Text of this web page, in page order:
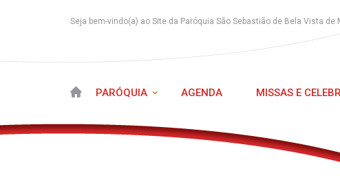
Seja bem-vindo(a) ao Site da Paróquia São Sebastião de Bela Vista de
PARÓQUIA AGENDA MISSAS E